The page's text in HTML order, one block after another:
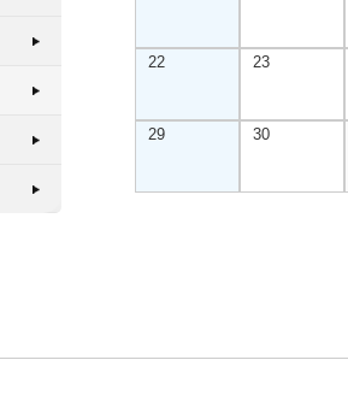
22 23
29 30